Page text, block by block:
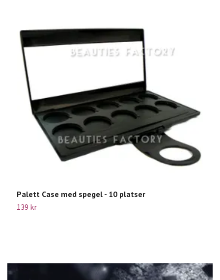
Palett Case med spegel - 10 platser
139 kr